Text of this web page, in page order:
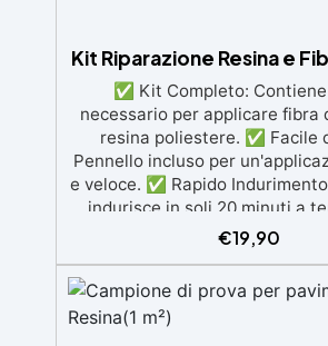
Kit Riparazione Resina e
✅ Kit Completo:
necessario per applicare fibra
resina poliestere. ✅ Facile
Pennello incluso per
e veloce. ✅ Rapido
indurisce in soli 20 minuti a
ambiente. ✅ Versatile e
per riparazioni su auto,
plastica o metallo, con
atmosferici. ✅ Ottima Adesione
Ideale per superfici in
€19,90